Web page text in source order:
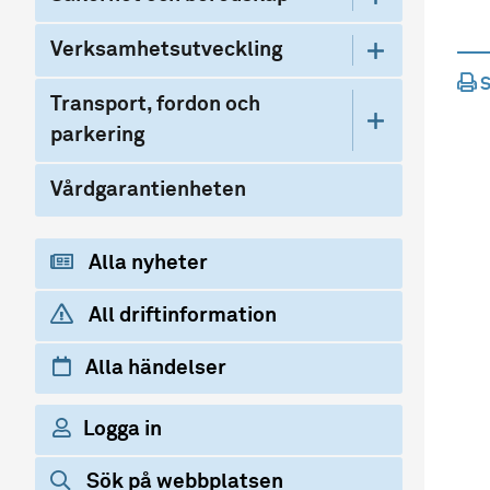
Verksamhetsutveckling
Transport, fordon och
parkering
Vårdgarantienheten
Alla nyheter
All driftinformation
Alla händelser
Logga in
Sök på webbplatsen